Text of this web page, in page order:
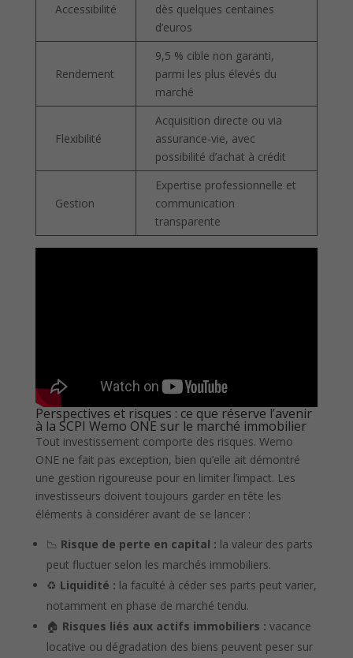
Accessibilité
dès quelques centaines
d’euros
Rendement
9,5 % cible non garanti,
parmi les plus élevés du
marché
Flexibilité
Acquisition directe ou via
assurance-vie, avec
possibilité d’achat à crédit
Gestion
Expertise professionnelle et
communication
transparente
Perspectives et risques : ce que réserve l’avenir
à la SCPI Wemo ONE sur le marché immobilier
Tout investissement comporte des risques. Wemo
ONE ne fait pas exception, bien qu’elle ait démontré
une gestion rigoureuse pour en limiter l’impact. Les
investisseurs doivent toujours garder en tête les
éléments à considérer avant de se lancer :
📉 Risque de perte en capital : la valeur des parts
peut fluctuer selon les marchés immobiliers.
♻️ Liquidité : la faculté à céder ses parts peut varier,
notamment en phase de marché tendu.
🏠 Risques liés aux actifs immobiliers : vacance
locative ou dégradation des biens peuvent peser sur